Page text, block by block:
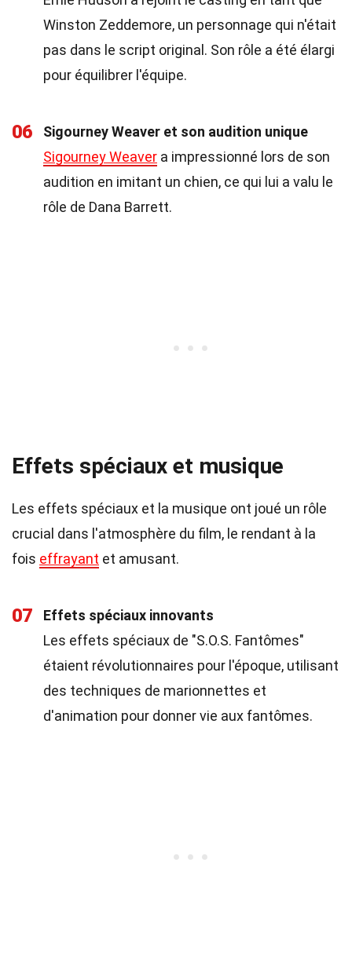
Winston Zeddemore, un personnage qui n'était
pas dans le script original. Son rôle a été élargi
pour équilibrer l'équipe.
06
Sigourney Weaver et son audition unique
Sigourney Weaver a impressionné lors de son
audition en imitant un chien, ce qui lui a valu le
rôle de Dana Barrett.
Effets spéciaux et musique
Les effets spéciaux et la musique ont joué un rôle
crucial dans l'atmosphère du film, le rendant à la
fois effrayant et amusant.
07
Effets spéciaux innovants
Les effets spéciaux de "S.O.S. Fantômes"
étaient révolutionnaires pour l'époque, utilisant
des techniques de marionnettes et
d'animation pour donner vie aux fantômes.